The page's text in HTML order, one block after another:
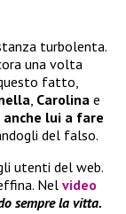
turbolenta.
una volta
fatto,
, Carolina e
anche lui a fare
del falso.
utenti del web.
Nel video
sempre la vitta.